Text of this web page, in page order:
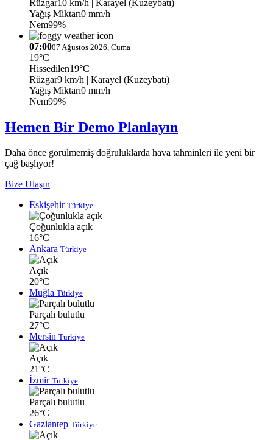
Rüzgar10 km/h | Karayel (Kuzeybatı)
Yağış Miktarı0 mm/h
Nem99%
07:0007 Ağustos 2026, Cuma
19°C
Hissedilen19°C
Rüzgar9 km/h | Karayel (Kuzeybatı)
Yağış Miktarı0 mm/h
Nem99%
Hemen Bir Demo Planlayın
Daha önce görülmemiş doğruluklarda hava tahminleri ile yeni bir
çağ başlıyor!
Bize Ulaşın
Eskişehir Türkiye
Çoğunlukla açık
16°C
Ankara Türkiye
Açık
20°C
Muğla Türkiye
Parçalı bulutlu
27°C
Mersin Türkiye
Açık
21°C
İzmir Türkiye
Parçalı bulutlu
26°C
Gaziantep Türkiye